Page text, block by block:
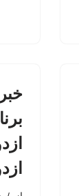
ازدواج